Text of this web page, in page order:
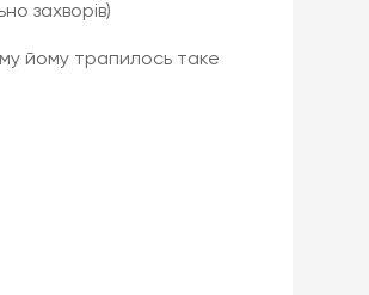
захворів)
йому трапилось таке